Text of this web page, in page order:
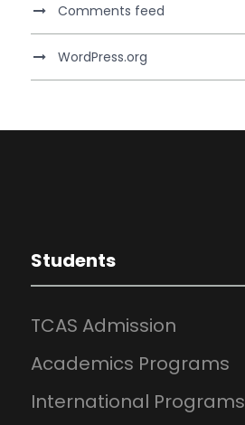
Comments feed
WordPress.org
Students
TCAS Admission
Academics Programs
International Programs